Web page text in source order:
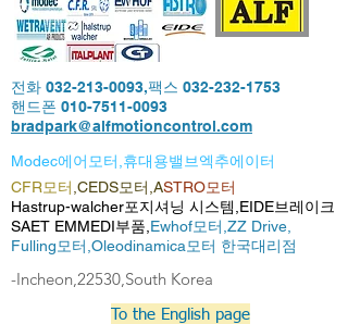
전화 032-213-0093,팩스 032-232-1753
핸드폰 010-7511-0093
bradpark@alfmotioncontrol.com
Modec에어모터,휴대용밸브엑추에이터
CFR모터 ,CEDS모터,ASTRO모터
Hastrup-walcher포지셔닝 시스템,EIDE브레이크
SAET EMMEDI부품, Ewhof모터, ZZ Drive,
Fulling모터, Oleodinamica모터 한국대리점
-Incheon,22530,South Korea
To the English page